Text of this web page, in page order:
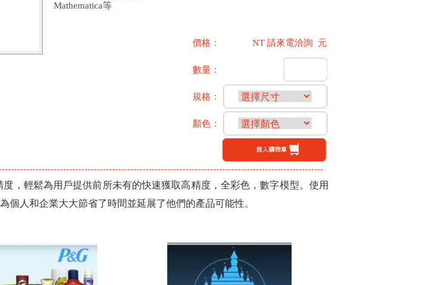
Mathematica等
價格： NT 請來電洽詢 元
數量：
規格：
顏色：
，輕鬆為用戶提供前所未有的快速獲取高精度，全彩色，數字模型。使用
人和企業大大節省了時間並延展了他們的產品可能性。